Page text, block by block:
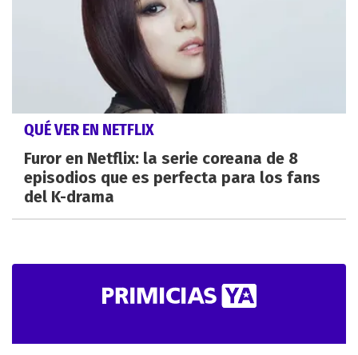
QUÉ VER EN NETFLIX
Furor en Netflix: la serie coreana de 8
episodios que es perfecta para los fans
del K-drama